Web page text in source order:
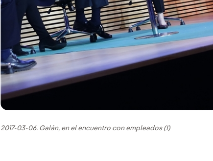
2017-03-06. Galán, en el encuentro con empleados (I)